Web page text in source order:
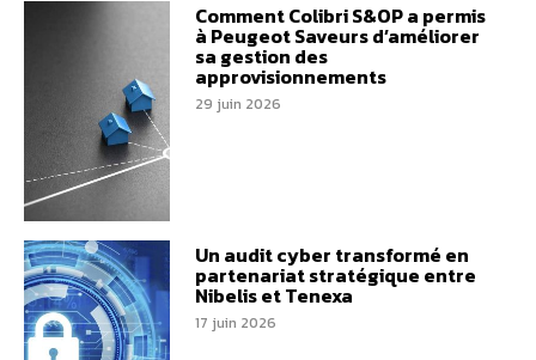
Comment Colibri S&OP a permis
à Peugeot Saveurs d’améliorer
sa gestion des
approvisionnements
29 juin 2026
Un audit cyber transformé en
partenariat stratégique entre
Nibelis et Tenexa
17 juin 2026